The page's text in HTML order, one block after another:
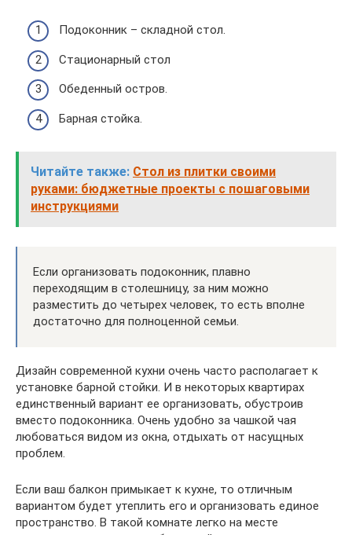
Подоконник – складной стол.
Стационарный стол
Обеденный остров.
Барная стойка.
Читайте также: Стол из плитки своими
руками: бюджетные проекты с пошаговыми
инструкциями
Если организовать подоконник, плавно
переходящим в столешницу, за ним можно
разместить до четырех человек, то есть вполне
достаточно для полноценной семьи.
Дизайн современной кухни очень часто располагает к
установке барной стойки. И в некоторых квартирах
единственный вариант ее организовать, обустроив
вместо подоконника. Очень удобно за чашкой чая
любоваться видом из окна, отдыхать от насущных
проблем.
Если ваш балкон примыкает к кухне, то отличным
вариантом будет утеплить его и организовать единое
пространство. В такой комнате легко на месте